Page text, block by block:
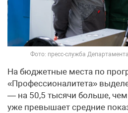
Фото: пресс-служба
На бюджетные места по
«Профессионалитета»
— на 50,5 тысячи больше, чем
уже превышает средние